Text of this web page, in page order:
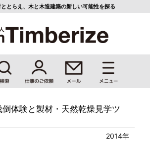
とらえ、 木と木造建築の新しい可能性を探る
体験と製材・天然乾燥見学ツ
2014年